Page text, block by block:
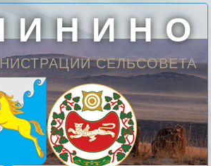
И Н И Н О
СЕЛЬСОВЕТА